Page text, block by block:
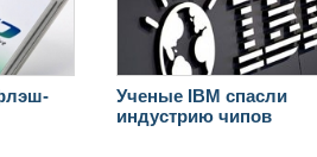
Ученые IBM спасли
индустрию чипов